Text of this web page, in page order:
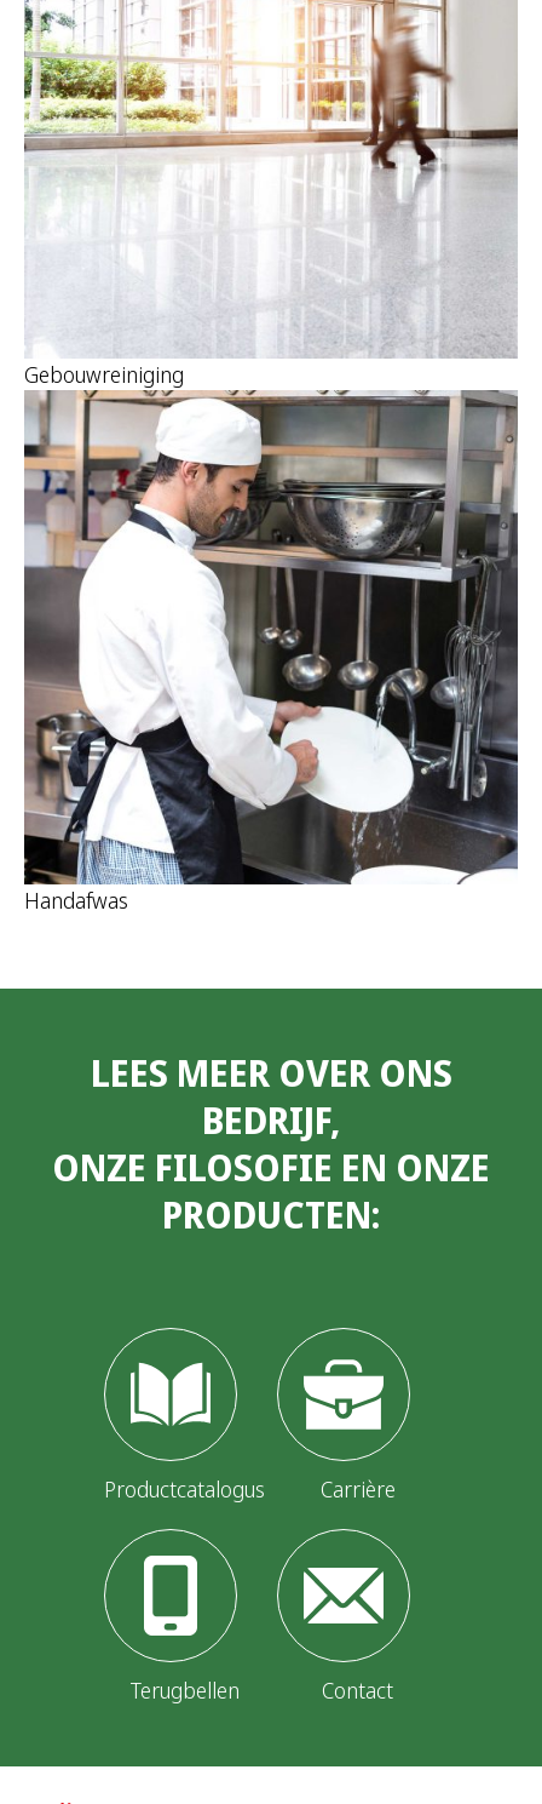
Gebouwreiniging
Handafwas
LEES MEER OVER ONS
BEDRIJF,
ONZE FILOSOFIE EN ONZE
PRODUCTEN:
Productcatalogus Carrière
Terugbellen Contact